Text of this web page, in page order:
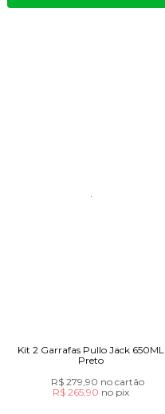
Kit 2 Garrafas Pullo Jack 650ML
Preto
R$ 279,90 no cartão
R$ 265,90 no pix